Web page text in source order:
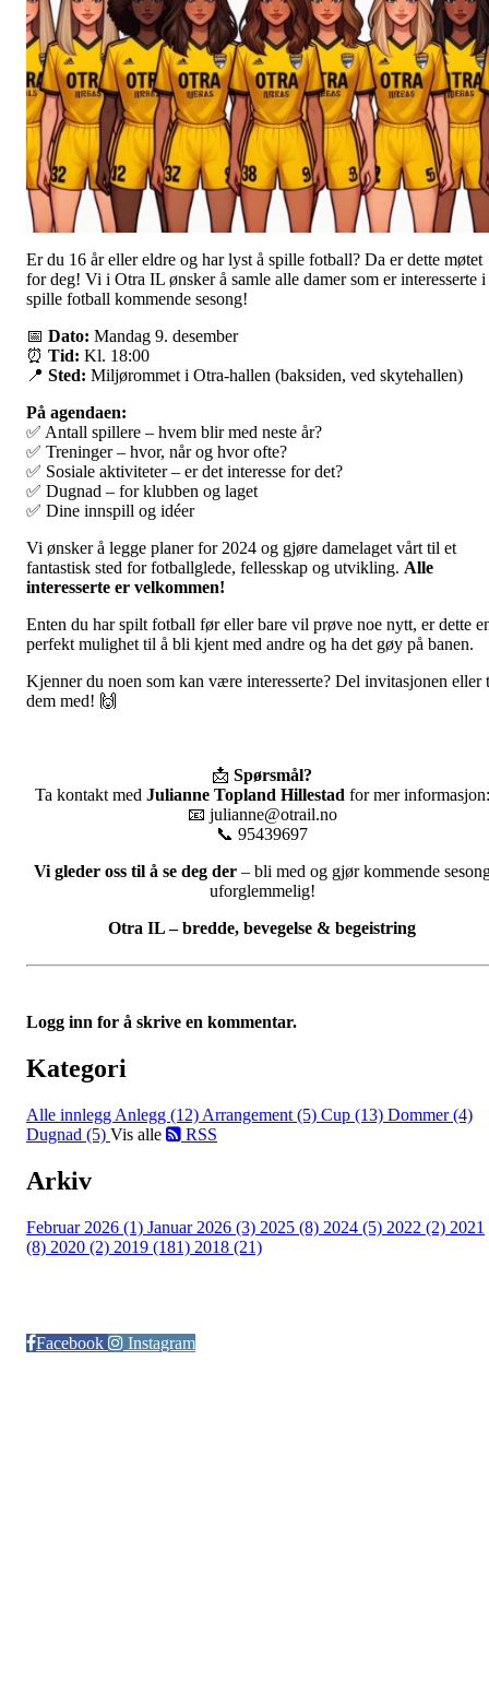
Er du 16 år eller eldre og har lyst å spille fotball? Da er dette møtet
for deg! Vi i Otra IL ønsker å samle alle damer som er interesserte i
spille fotball kommende sesong!
📅 Dato: Mandag 9. desember
⏰ Tid: Kl. 18:00
📍 Sted: Miljørommet i Otra-hallen (baksiden, ved skytehallen)
På agendaen:
✅ Antall spillere – hvem blir med neste år?
✅ Treninger – hvor, når og hvor ofte?
✅ Sosiale aktiviteter – er det interesse for det?
✅ Dugnad – for klubben og laget
✅ Dine innspill og idéer
Vi ønsker å legge planer for 2024 og gjøre damelaget vårt til et
fantastisk sted for fotballglede, fellesskap og utvikling. Alle
interesserte er velkommen!
Enten du har spilt fotball før eller bare vil prøve noe nytt, er dette
perfekt mulighet til å bli kjent med andre og ha det gøy på banen.
Kjenner du noen som kan være interesserte? Del invitasjonen eller
dem med! 🙌
📩 Spørsmål?
Ta kontakt med Julianne Topland Hillestad for mer informasjon:
📧 julianne@otrail.no
📞 95439697
Vi gleder oss til å se deg der– bli med og gjør kommende
uforglemmelig!
Otra IL – bredde, bevegelse & begeistring
Logg inn for å skrive en kommentar.
Kategori
Alle innlegg Anlegg (12) Arrangement (5) Cup (13) Dommer (4)
Dugnad (5) Vis alle RSS
Arkiv
Februar 2026 (1) Januar 2026 (3) 2025 (8) 2024 (5) 2022 (2) 2021
(8) 2020 (2) 2019 (181) 2018 (21)
Facebook
Instagram